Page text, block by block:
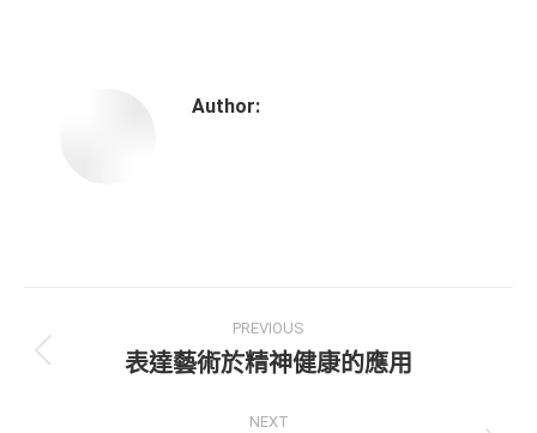
Author:
PREVIOUS
表達藝術於精神健康的應用
NEXT